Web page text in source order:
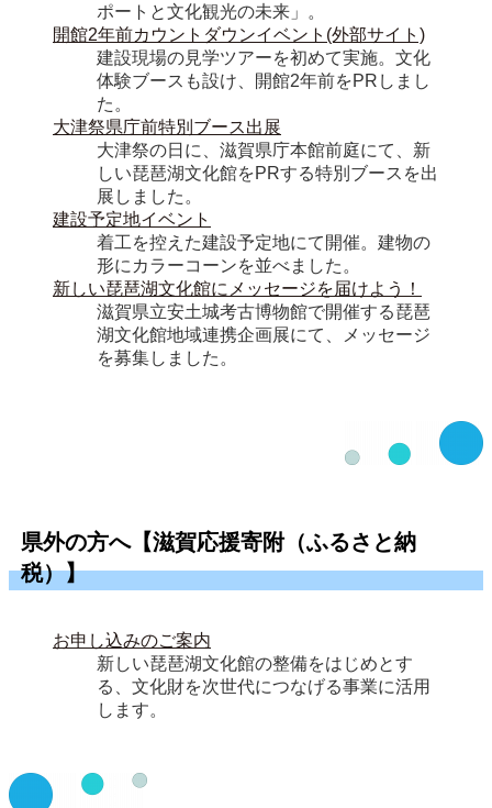
ポートと文化観光の未来」。
開館2年前カウントダウンイベント(外部サイト)
建設現場の見学ツアーを初めて実施。文化
体験ブースも設け、開館2年前をPRしまし
た。
大津祭県庁前特別ブース出展
大津祭の日に、滋賀県庁本館前庭にて、新
しい琵琶湖文化館をPRする特別ブースを出
展しました。
建設予定地イベント
着工を控えた建設予定地にて開催。建物の
形にカラーコーンを並べました。
新しい琵琶湖文化館にメッセージを届けよう！
滋賀県立安土城考古博物館で開催する琵琶
湖文化館地域連携企画展にて、メッセージ
を募集しました。
県外の方へ【滋賀応援寄附（ふるさと納
税）】
お申し込みのご案内
新しい琵琶湖文化館の整備をはじめとす
る、文化財を次世代につなげる事業に活用
します。